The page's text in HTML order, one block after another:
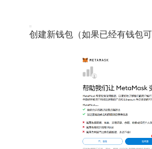
创建新钱包（如果已经有钱包